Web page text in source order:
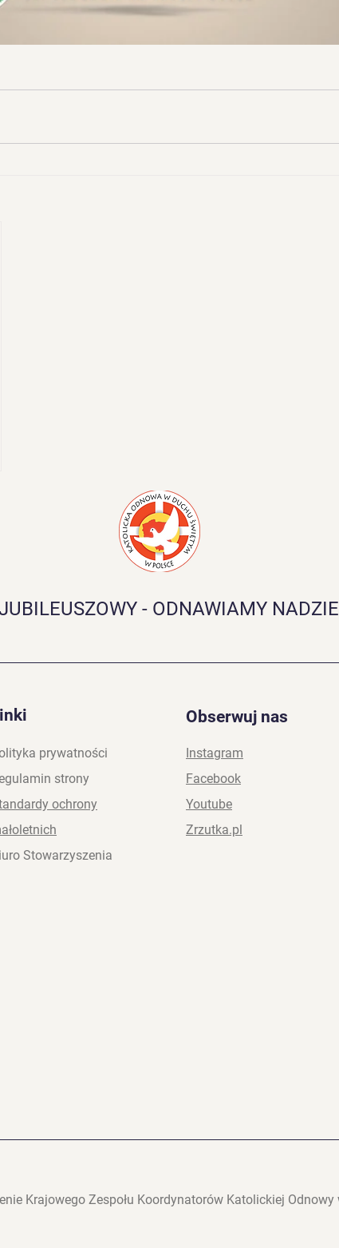
- ODNAWIAMY
prywatności
strony
ochrony
Stowarzyszenia
Obserwuj nas
Instagram
Facebook
Youtube
Zrzutka.pl
Krajowego Zespołu Koordynatorów Katolickiej